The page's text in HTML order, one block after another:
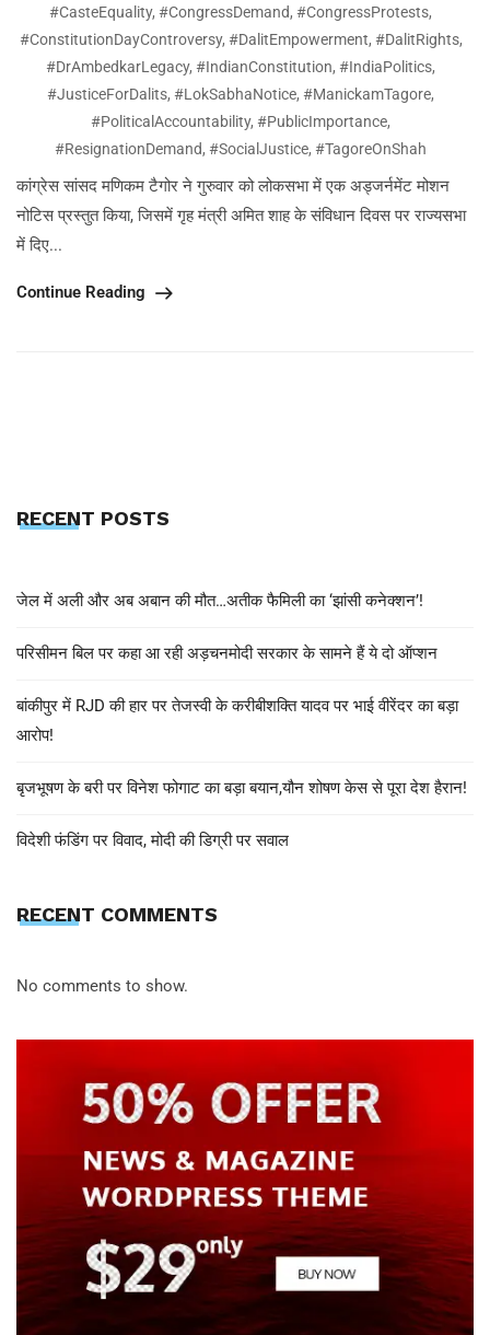
#CasteEquality, #CongressDemand, #CongressProtests,
#ConstitutionDayControversy, #DalitEmpowerment, #DalitRights,
#DrAmbedkarLegacy, #IndianConstitution, #IndiaPolitics,
#JusticeForDalits, #LokSabhaNotice, #ManickamTagore,
#PoliticalAccountability, #PublicImportance,
#ResignationDemand, #SocialJustice, #TagoreOnShah
कांग्रेस सांसद मणिकम टैगोर ने गुरुवार को लोकसभा में एक अड्जर्नमेंट मोशन
नोटिस प्रस्तुत किया, जिसमें गृह मंत्री अमित शाह के संविधान दिवस पर राज्यसभा
में दिए...
Continue Reading
RECENT POSTS
जेल में अली और अब अबान की मौत…अतीक फैमिली का ‘झांसी कनेक्शन’!
परिसीमन बिल पर कहा आ रही अड़चनमोदी सरकार के सामने हैं ये दो ऑप्शन
बांकीपुर में RJD की हार पर तेजस्वी के करीबीशक्ति यादव पर भाई वीरेंदर का बड़ा
आरोप!
बृजभूषण के बरी पर विनेश फोगाट का बड़ा बयान,यौन शोषण केस से पूरा देश हैरान!
विदेशी फंडिंग पर विवाद, मोदी की डिग्री पर सवाल
RECENT COMMENTS
No comments to show.